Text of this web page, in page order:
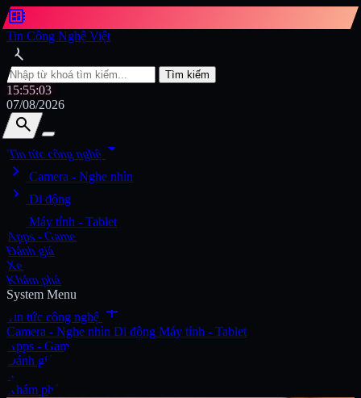
developer_board
Tin Công Nghệ Việt
search
Tìm kiếm
15:55:04
07/08/2026
search
search
Tin tức công nghệarrow_drop_down
chevron_right
Camera - Nghe nhìn
chevron_right Di động
Máy tính - Tablet
Apps - Game
Đánh giá
Xe
Khám phá
System Menu
Tin tức công nghệ add
Camera - Nghe nhìn Di động Máy tính - Tablet
Apps - Game
Đánh giá
Xe
Khám phá